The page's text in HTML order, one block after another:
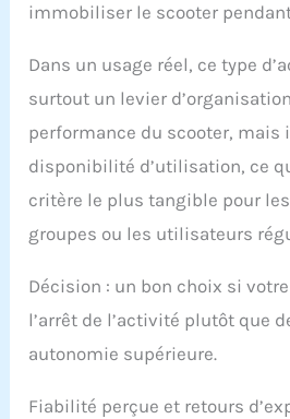
immobiliser le scooter
Dans un usage réel, ce type
surtout un levier
performance du scooter, mais
disponibilité d’utilisation, ce
critère le plus tangible pour
groupes ou les utilisateurs
Décision : un bon choix si
l’arrêt de l’activité plutôt que
autonomie supérieure.
Fiabilité perçue et retours